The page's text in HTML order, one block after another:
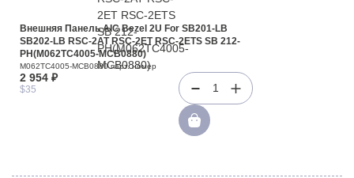
Внешняя Панель AIC Bezel 2U For SB201-LB
SB202-LB RSC-2AT RSC-2ET RSC-2ETS SB 212-
PH(M062TC4005-MCB0880)
M062TC4005-MCB0880 парт. номер
2 954 ₽
$35 1